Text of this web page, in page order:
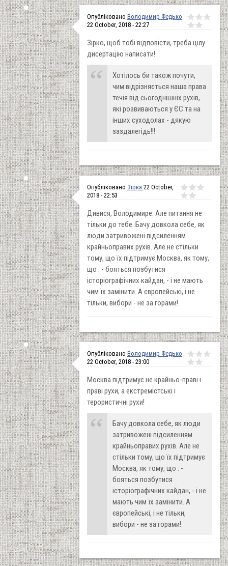
Опубліковано Володимир Федько
22 October, 2018 - 22:27
Зірко, щоб тобі відповісти, треба цілу
дисертацію написати!
Хотілось би також почути,
чим відрізняється наша права
течія від сьогоднішніх рухів,
які розвиваються у ЄС та на
інших суходолах - дякую
заздалегідь!!!
Опубліковано Зірка 22 October,
2018 - 22:53
Дивися, Володимире. Але питання не
тільки до тебе. Бачу довкола себе, як
люди затривожені підсиленням
крайньоправих рухів. Але не стільки
тому, що їх підтримує Москва, як тому,
що : - бояться позбутися
історіографічних кайдан, - і не мають
чим їх замінити. А європейські, і не
тільки, вибори - не за горами!
Опубліковано Володимир Федько
22 October, 2018 - 23:00
Москва підтримує не крайньо-праві і
праві рухи, а екстремістські і
терористичні рухи!
Бачу довкола себе, як люди
затривожені підсиленням
крайньоправих рухів. Але не
стільки тому, що їх підтримує
Москва, як тому, що : -
бояться позбутися
історіографічних кайдан, - і не
мають чим їх замінити. А
європейські, і не тільки,
вибори - не за горами!